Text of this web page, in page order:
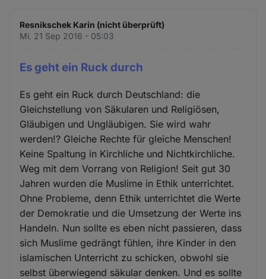
Resnikschek Karin (nicht überprüft)
Mi. 21 Sep 2016 - 05:03
Es geht ein Ruck durch
Es geht ein Ruck durch Deutschland: die
Gleichstellung von Säkularen und Religiösen,
Gläubigen und Ungläubigen. Sie wird wahr
werden!? Gleiche Rechte für gleiche Menschen!
Keine Spaltung in Kirchliche und Nichtkirchliche.
Weg mit dem Vorrang von Religion! Seit gut 30
Jahren wurden die Muslime in Ethik unterrichtet.
Ohne Probleme, denn Ethik unterrichtet die Werte
der Demokratie und die Umsetzung der Werte ins
Handeln. Nun sollte es eben nicht passieren, dass
sich Muslime gedrängt fühlen, ihre Kinder in den
islamischen Unterricht zu schicken, obwohl sie
selbst überwiegend säkular denken. Und es sollte